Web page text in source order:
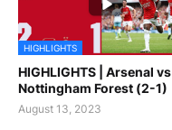
HIGHLIGHTS
HIGHLIGHTS | Arsenal vs
Nottingham Forest (2-1)
August 13, 2023